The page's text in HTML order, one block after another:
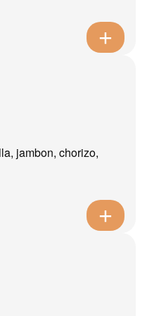
jambon, chorizo,